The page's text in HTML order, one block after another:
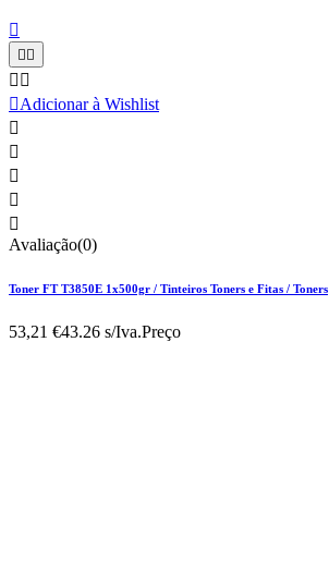

 
 
Adicionar à Wishlist





Avaliação(0)
Toner FT T3850E 1x500gr / Tinteiros Toners e Fitas / Toners
53,21 €43.26 s/Iva.Preço